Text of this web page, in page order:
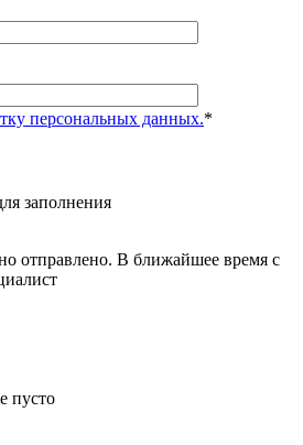
персональных данных.*
заполнения
отправлено. В ближайшее время с
пусто